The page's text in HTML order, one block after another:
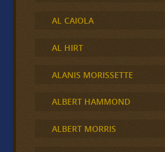
AL CAIOLA
AL HIRT
ALANIS MORISSETTE
ALBERT HAMMOND
ALBERT MORRIS